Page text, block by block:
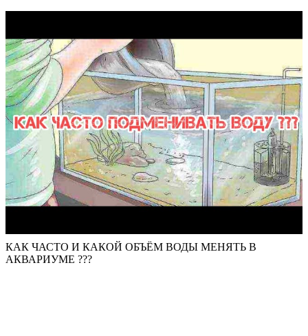
КАК ЧАСТО И КАКОЙ ОБЪЁМ ВОДЫ МЕНЯТЬ В
АКВАРИУМЕ ???